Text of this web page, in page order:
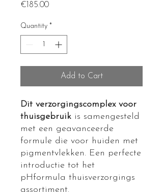
€185.00Price
Quantity *
Add to Cart
Dit verzorgingscomplex voor
thuisgebruik is samengesteld
met een geavanceerde
formule die voor huiden met
pigmentvlekken. Een perfecte
introductie tot het
pHformula thuisverzorgings
assortiment.